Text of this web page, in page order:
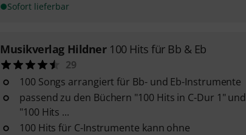
Sofort lieferbar
Musikverlag Hildner 100 Hits für Bb & Eb
29
100 Songs arrangiert für Bb- und Eb-Instrumente
passend zu den Büchern "100 Hits in C-Dur 1" und
"100 Hits ...
100 Hits für C-Instrumente kann ohne